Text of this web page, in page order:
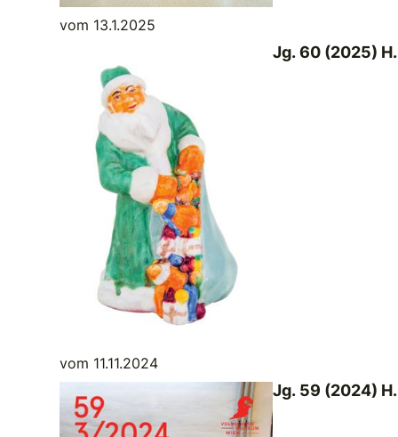
vom 13.1.2025
Jg. 60 (2025) H.
vom 11.11.2024
Jg. 59 (2024)